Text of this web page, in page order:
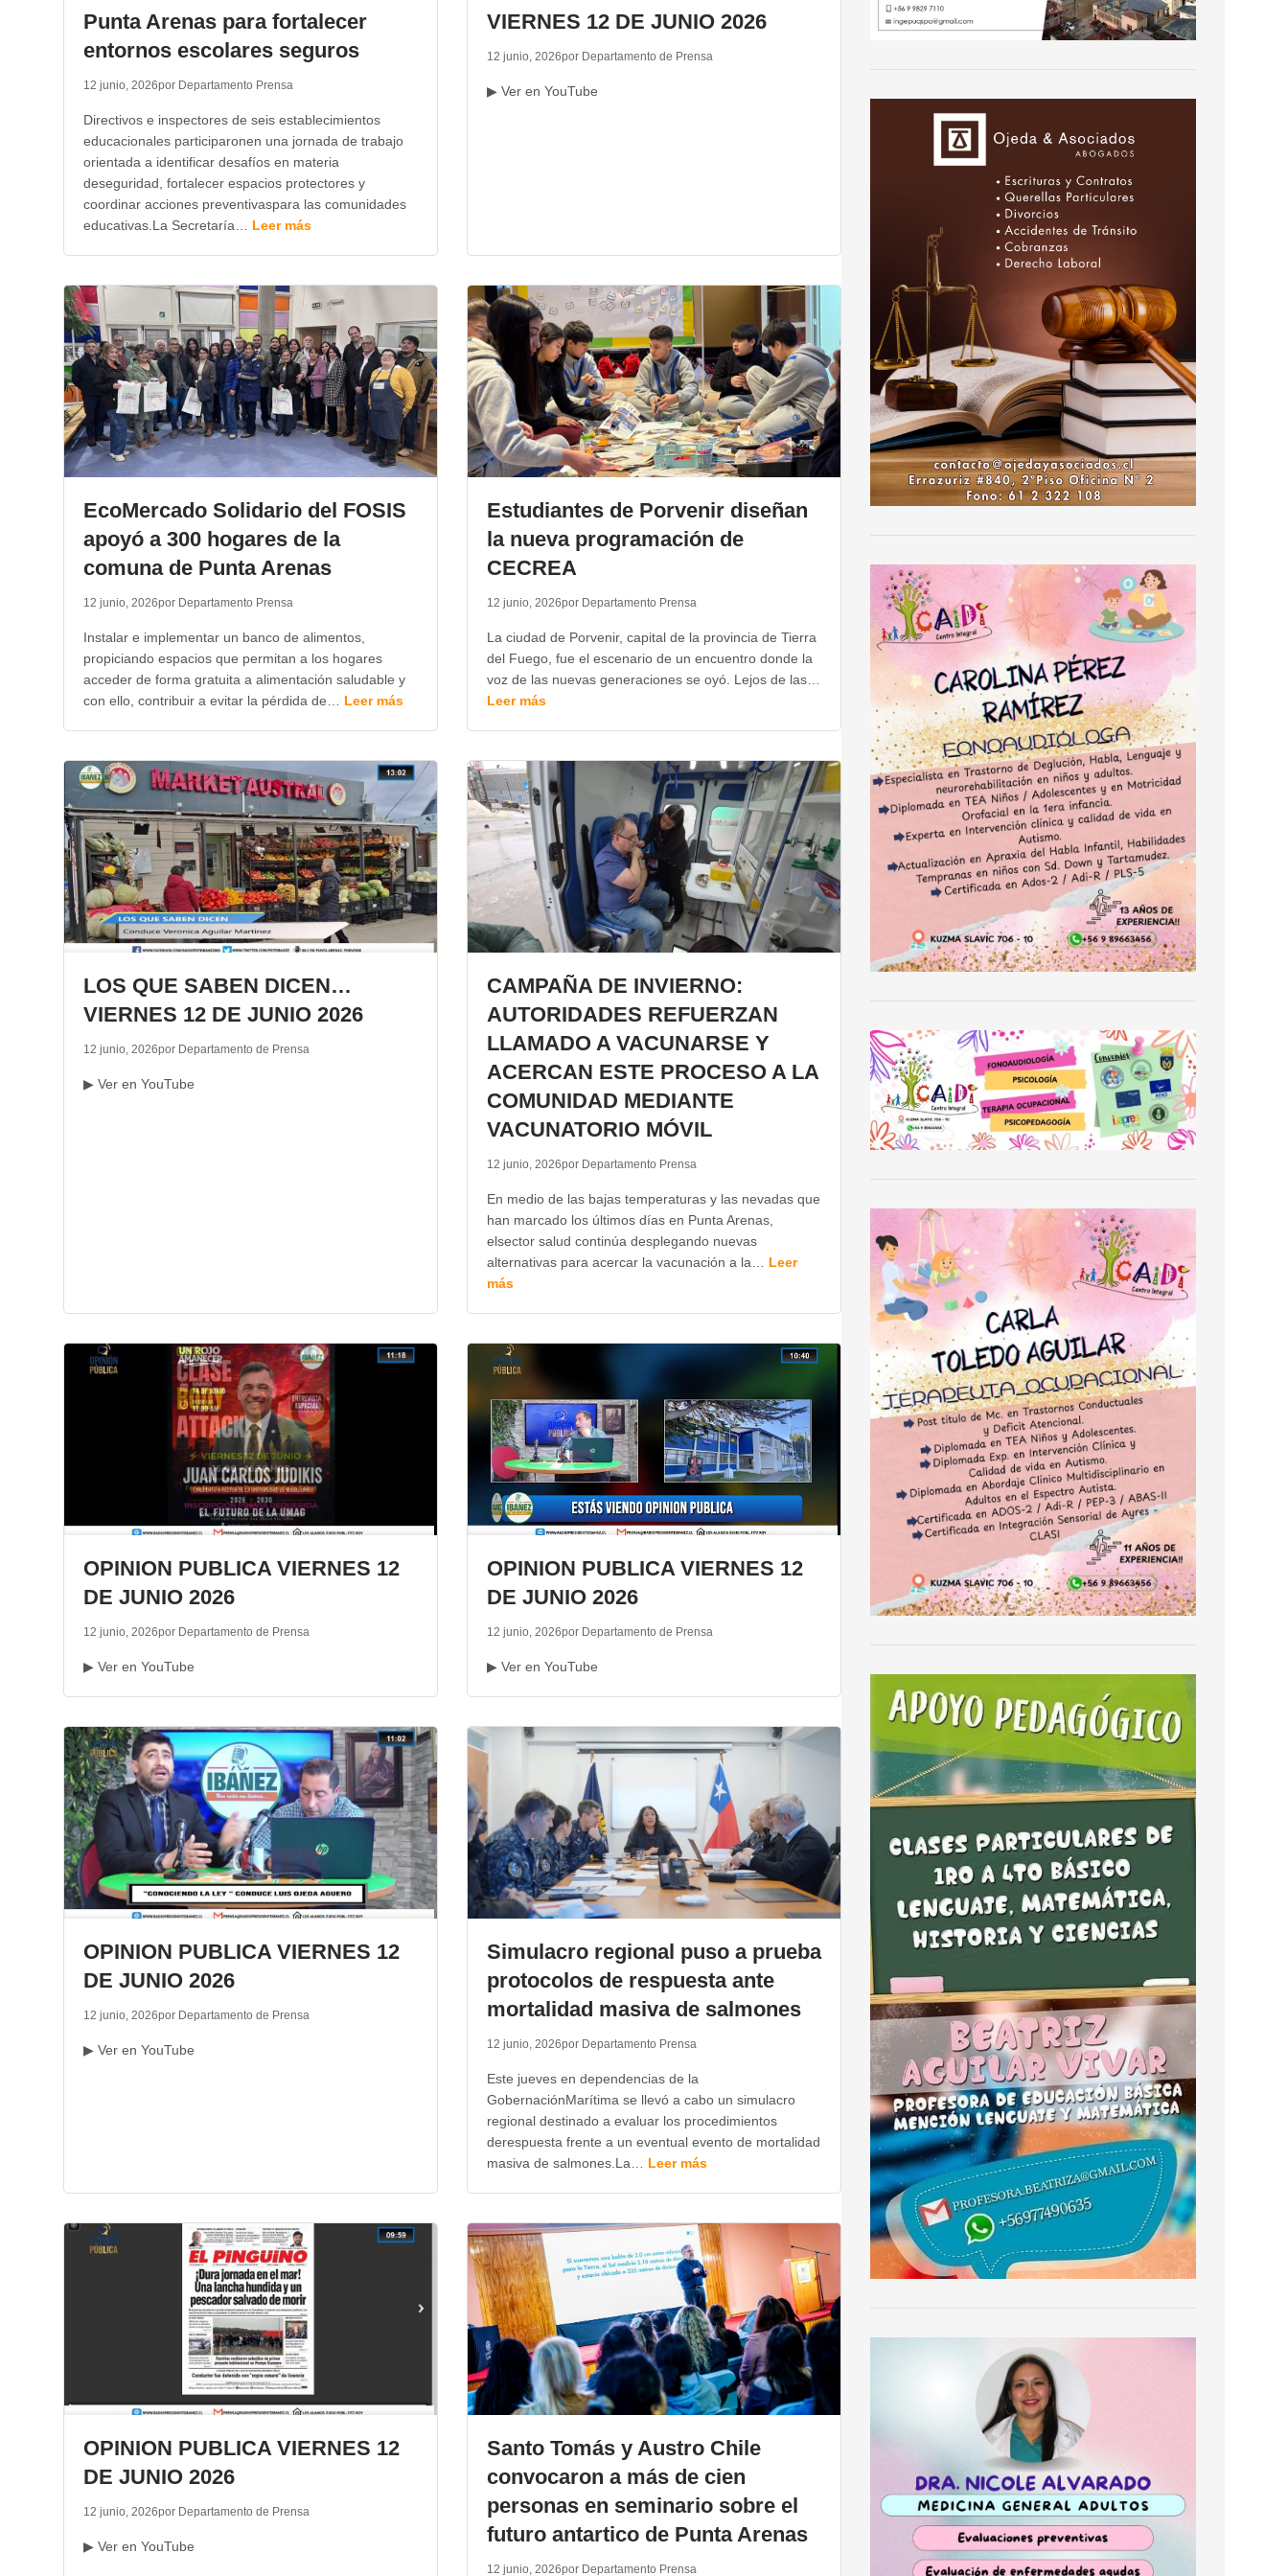
Punta Arenas para fortalecer
entornos escolares seguros
12 junio, 2026por Departamento Prensa
Directivos e inspectores de seis establecimientos
educacionales participaronen una jornada de trabajo
orientada a identificar desafíos en materia
deseguridad, fortalecer espacios protectores y
coordinar acciones preventivaspara las comunidades
educativas.La Secretaría… Leer más
VIERNES 12 DE JUNIO 2026
12 junio, 2026por Departamento de Prensa
▶ Ver en YouTube
EcoMercado Solidario del FOSIS
apoyó a 300 hogares de la
comuna de Punta Arenas
12 junio, 2026por Departamento Prensa
Instalar e implementar un banco de alimentos,
propiciando espacios que permitan a los hogares
acceder de forma gratuita a alimentación saludable y
con ello, contribuir a evitar la pérdida de… Leer más
Estudiantes de Porvenir diseñan
la nueva programación de
CECREA
12 junio, 2026por Departamento Prensa
La ciudad de Porvenir, capital de la provincia de Tierra
del Fuego, fue el escenario de un encuentro donde la
voz de las nuevas generaciones se oyó. Lejos de las…
Leer más
LOS QUE SABEN DICEN…
VIERNES 12 DE JUNIO 2026
12 junio, 2026por Departamento de Prensa
▶ Ver en YouTube
CAMPAÑA DE INVIERNO:
AUTORIDADES REFUERZAN
LLAMADO A VACUNARSE Y
ACERCAN ESTE PROCESO A LA
COMUNIDAD MEDIANTE
VACUNATORIO MÓVIL
12 junio, 2026por Departamento Prensa
En medio de las bajas temperaturas y las nevadas que
han marcado los últimos días en Punta Arenas,
elsector salud continúa desplegando nuevas
alternativas para acercar la vacunación a la… Leer
más
OPINION PUBLICA VIERNES 12
DE JUNIO 2026
12 junio, 2026por Departamento de Prensa
▶ Ver en YouTube
OPINION PUBLICA VIERNES 12
DE JUNIO 2026
12 junio, 2026por Departamento de Prensa
▶ Ver en YouTube
OPINION PUBLICA VIERNES 12
DE JUNIO 2026
12 junio, 2026por Departamento de Prensa
▶ Ver en YouTube
Simulacro regional puso a prueba
protocolos de respuesta ante
mortalidad masiva de salmones
12 junio, 2026por Departamento Prensa
Este jueves en dependencias de la
GobernaciónMarítima se llevó a cabo un simulacro
regional destinado a evaluar los procedimientos
derespuesta frente a un eventual evento de mortalidad
masiva de salmones.La… Leer más
OPINION PUBLICA VIERNES 12
DE JUNIO 2026
12 junio, 2026por Departamento de Prensa
▶ Ver en YouTube
Santo Tomás y Austro Chile
convocaron a más de cien
personas en seminario sobre el
futuro antartico de Punta Arenas
12 junio, 2026por Departamento Prensa